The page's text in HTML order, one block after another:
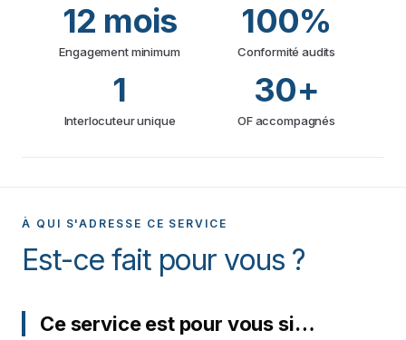
12 mois
Engagement minimum
100%
Conformité audits
1
Interlocuteur unique
30+
OF accompagnés
À QUI S'ADRESSE CE SERVICE
Est-ce fait pour vous ?
Ce service est pour vous si…